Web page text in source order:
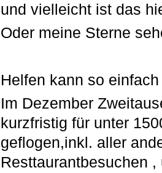
und vielleicht ist das
Oder meine Sterne
Helfen kann so
Im Dezember
kurzfristig für unter
geflogen,inkl. aller
Resttaurantbesuchen